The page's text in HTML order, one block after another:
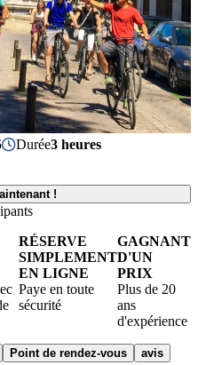
Durée3 heures
!
RÉSERVE
SIMPLEMENT
EN LIGNE
Paye en toute
sécurité
GAGNANT
D'UN
PRIX
Plus de 20
ans
d'expérience
Point de rendez-vous avis